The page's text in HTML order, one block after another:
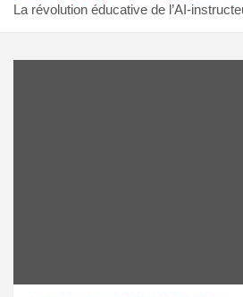
La révolution éducative de l’AI-